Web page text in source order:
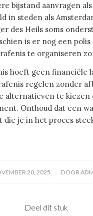
bijstand aanvragen
in steden als
des Heils soms
is er nog een
te organiseren
hoeft geen financiële
regelen zonder
alternatieven te kiezen
Onthoud dat een
je in het proces
20, 2025
/ DOOR
Deel dit stuk